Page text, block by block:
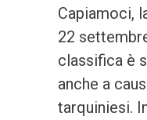
Capiamoci,
22
classifica è
anche a
tarquiniesi.